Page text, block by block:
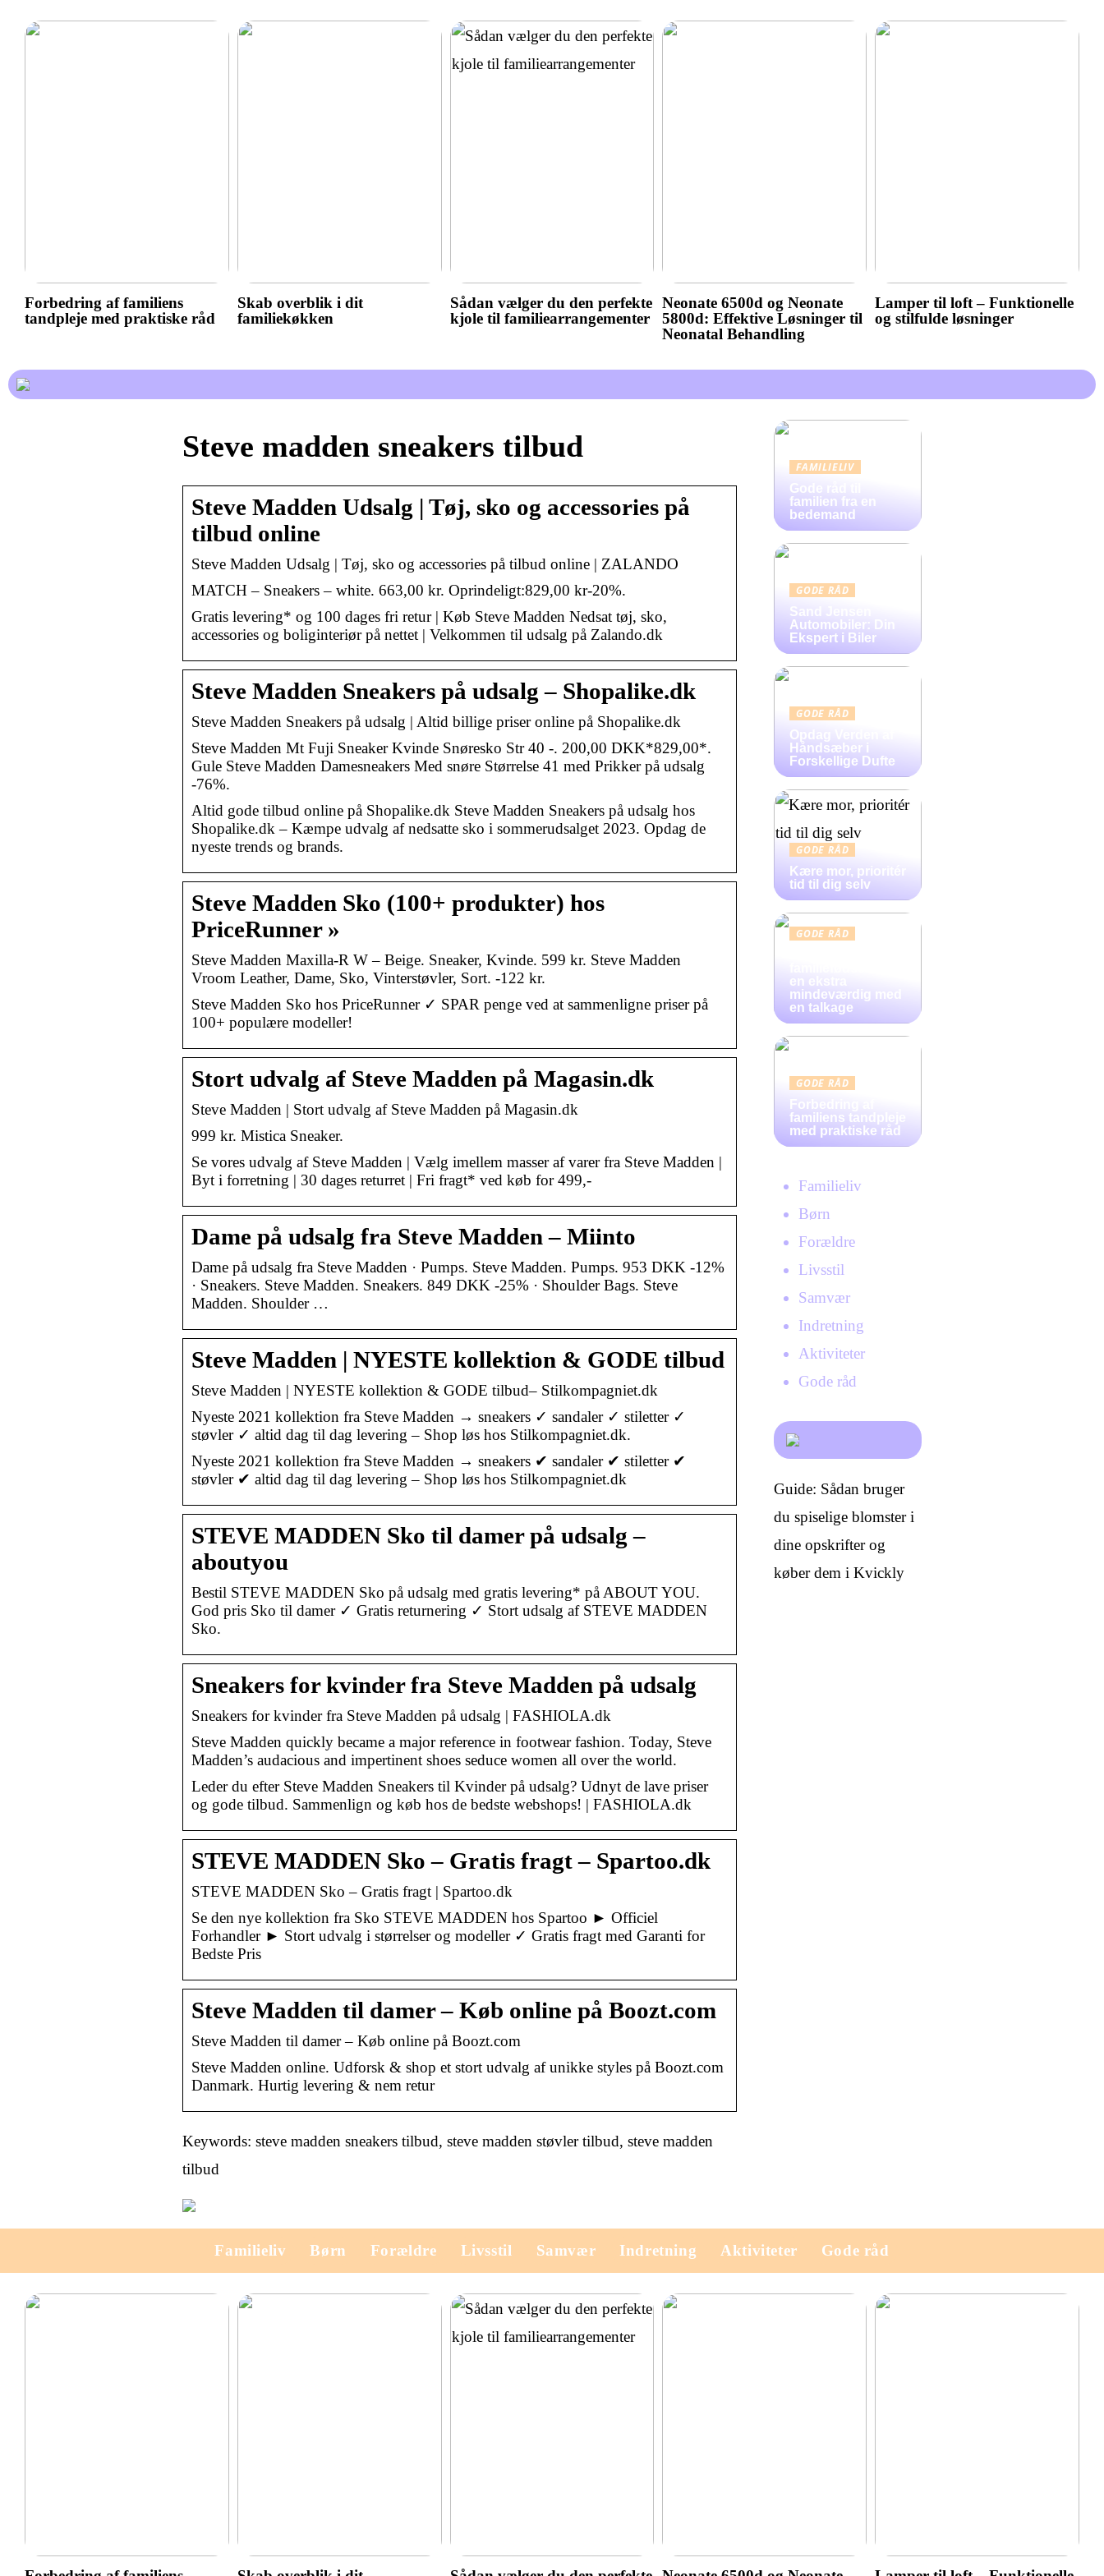
Forbedring af familiens
tandpleje med praktiske råd
Skab overblik i dit
familiekøkken
Sådan vælger du den perfekte
kjole til familiearrangementer
Neonate 6500d og Neonate
5800d: Effektive Løsninger til
Neonatal Behandling
Lamper til loft – Funktionelle
og stilfulde løsninger
Steve madden sneakers tilbud
Steve Madden Udsalg | Tøj, sko og accessories på
tilbud online
Steve Madden Udsalg | Tøj, sko og accessories på tilbud online | ZALANDO
MATCH – Sneakers – white. 663,00 kr. Oprindeligt:829,00 kr-20%.
Gratis levering* og 100 dages fri retur | Køb Steve Madden Nedsat tøj, sko,
accessories og boliginteriør på nettet | Velkommen til udsalg på Zalando.dk
Steve Madden Sneakers på udsalg – Shopalike.dk
Steve Madden Sneakers på udsalg | Altid billige priser online på Shopalike.dk
Steve Madden Mt Fuji Sneaker Kvinde Snøresko Str 40 -. 200,00 DKK*829,00*.
Gule Steve Madden Damesneakers Med snøre Størrelse 41 med Prikker på udsalg
-76%.
Altid gode tilbud online på Shopalike.dk Steve Madden Sneakers på udsalg hos
Shopalike.dk – Kæmpe udvalg af nedsatte sko i sommerudsalget 2023. Opdag de
nyeste trends og brands.
Steve Madden Sko (100+ produkter) hos
PriceRunner »
Steve Madden Maxilla-R W – Beige. Sneaker, Kvinde. 599 kr. Steve Madden
Vroom Leather, Dame, Sko, Vinterstøvler, Sort. -122 kr.
Steve Madden Sko hos PriceRunner ✓ SPAR penge ved at sammenligne priser på
100+ populære modeller!
Stort udvalg af Steve Madden på Magasin.dk
Steve Madden | Stort udvalg af Steve Madden på Magasin.dk
999 kr. Mistica Sneaker.
Se vores udvalg af Steve Madden | Vælg imellem masser af varer fra Steve Madden |
Byt i forretning | 30 dages returret | Fri fragt* ved køb for 499,-
Dame på udsalg fra Steve Madden – Miinto
Dame på udsalg fra Steve Madden · Pumps. Steve Madden. Pumps. 953 DKK -12%
· Sneakers. Steve Madden. Sneakers. 849 DKK -25% · Shoulder Bags. Steve
Madden. Shoulder …
Steve Madden | NYESTE kollektion & GODE tilbud
Steve Madden | NYESTE kollektion & GODE tilbud– Stilkompagniet.dk
Nyeste 2021 kollektion fra Steve Madden → sneakers ✓ sandaler ✓ stiletter ✓
støvler ✓ altid dag til dag levering – Shop løs hos Stilkompagniet.dk.
Nyeste 2021 kollektion fra Steve Madden → sneakers ✔ sandaler ✔ stiletter ✔
støvler ✔ altid dag til dag levering – Shop løs hos Stilkompagniet.dk
STEVE MADDEN Sko til damer på udsalg –
aboutyou
Bestil STEVE MADDEN Sko på udsalg med gratis levering* på ABOUT YOU.
God pris Sko til damer ✓ Gratis returnering ✓ Stort udsalg af STEVE MADDEN
Sko.
Sneakers for kvinder fra Steve Madden på udsalg
Sneakers for kvinder fra Steve Madden på udsalg | FASHIOLA.dk
Steve Madden quickly became a major reference in footwear fashion. Today, Steve
Madden’s audacious and impertinent shoes seduce women all over the world.
Leder du efter Steve Madden Sneakers til Kvinder på udsalg? Udnyt de lave priser
og gode tilbud. Sammenlign og køb hos de bedste webshops! | FASHIOLA.dk
STEVE MADDEN Sko – Gratis fragt – Spartoo.dk
STEVE MADDEN Sko – Gratis fragt | Spartoo.dk
Se den nye kollektion fra Sko STEVE MADDEN hos Spartoo ► Officiel
Forhandler ► Stort udvalg i størrelser og modeller ✓ Gratis fragt med Garanti for
Bedste Pris
Steve Madden til damer – Køb online på Boozt.com
Steve Madden til damer – Køb online på Boozt.com
Steve Madden online. Udforsk & shop et stort udvalg af unikke styles på Boozt.com
Danmark. Hurtig levering & nem retur
Keywords: steve madden sneakers tilbud, steve madden støvler tilbud, steve madden
tilbud
FAMILIELIV
Gode råd til
familien fra en
bedemand
GODE RÅD
Sand Jensen
Automobiler: Din
Ekspert i Biler
GODE RÅD
Opdag Verden af
Håndsæber i
Forskellige Dufte
GODE RÅD
Kære mor, prioritér
tid til dig selv
GODE RÅD
en ekstra
mindeværdig med
en talkage
GODE RÅD
Forbedring af
familiens tandpleje
med praktiske råd
Familieliv
Børn
Forældre
Livsstil
Samvær
Indretning
Aktiviteter
Gode råd
Guide: Sådan bruger
du spiselige blomster i
dine opskrifter og
køber dem i Kvickly
Familieliv Børn Forældre Livsstil Samvær Indretning Aktiviteter Gode råd